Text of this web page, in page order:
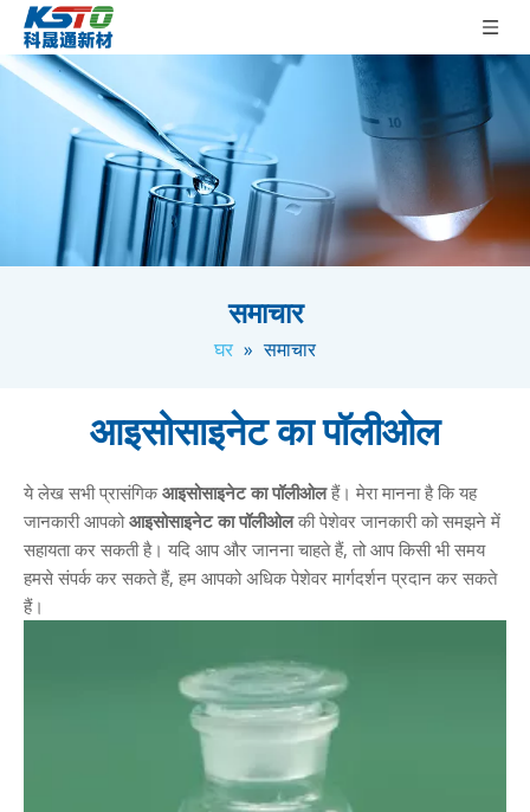
समाचार
घर » समाचार
आइसोसाइनेट का पॉलीओल
ये लेख सभी प्रासंगिकआइसोसाइनेट का पॉलीओलहैं। मेरा मानना है कि यह
जानकारी आपकोआइसोसाइनेट का पॉलीओलकी पेशेवर जानकारी को समझने में
सहायता कर सकती है। यदि आप और जानना चाहते हैं, तो आप किसी भी समय
हमसे संपर्क कर सकते हैं, हम आपको अधिक पेशेवर मार्गदर्शन प्रदान कर सकते
हैं।